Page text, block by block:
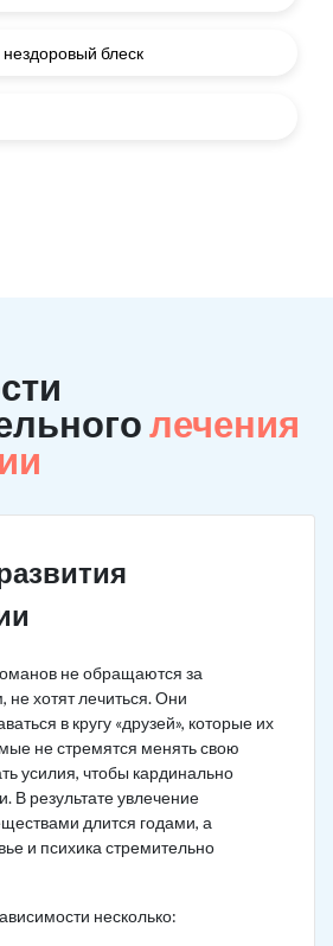
нездоровый блеск
лечения
не обращаются за
хотят лечиться. Они
в кругу «друзей», которые их
не стремятся менять свою
усилия, чтобы кардинально
В результате увлечение
длится годами, а
и психика стремительно
несколько: